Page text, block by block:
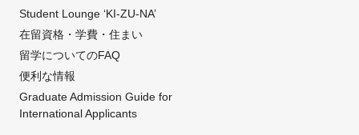
Student Lounge ‘KI-ZU-NA’
在留資格・学費・住まい
留学についてのFAQ
便利な情報
Graduate Admission Guide for
International Applicants